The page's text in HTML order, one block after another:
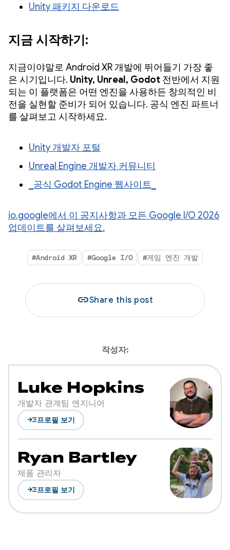
Unity 패키지 다운로드
지금 시작하기:
지금이야말로 Android XR 개발에 뛰어들기 가장 좋
은 시기입니다. Unity, Unreal, Godot 전반에서 지원
되는 이 플랫폼은 어떤 엔진을 사용하든 창의적인 비
전을 실현할 준비가 되어 있습니다. 공식 엔진 파트너
를 살펴보고 시작하세요.
Unity 개발자 포털
Unreal Engine 개발자 커뮤니티
_공식 Godot Engine 웹사이트_
io.google에서 이 공지사항과 모든 Google I/O 2026
업데이트를 살펴보세요.
#Android XR #Google I/O #게임 엔진 개발
linkShare this post
작성자:
Luke Hopkins
개발자 관계팀 엔지니어
read_more프로필 보기
Ryan Bartley
제품 관리자
read_more프로필 보기